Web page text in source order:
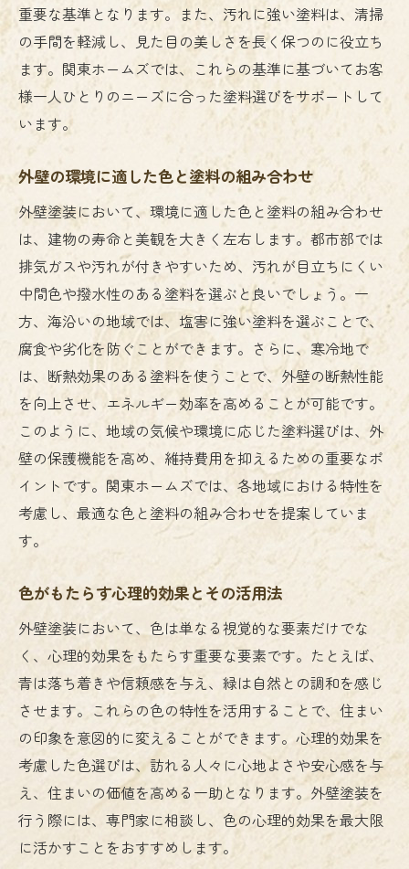
失敗しないために知っておくべき塗料の基
礎知識
最適な塗料選びに必要な情報収集術
塗料の品質を見極めるためのチェック項目
耐候性や耐久性を考慮した塗料選択のポイ
塗料選びの失敗例とその回避策
選択に後悔しないための塗料選びのガイド
ライン
建物を守る外壁塗装の役割とは？耐久性を高め
る塗料の選び方
外壁塗装が建物に与える保護効果について
耐久性を高めるために重要な塗料の成分
環境に応じた塗料の選び方とその影響
外壁を長期間守るための塗料の特性
耐久性の高い塗料を選ぶための基準
塗料の選び方で変わる建物の寿命と価値
外壁塗装で住まいの印象を一新！成功事例から
外壁塗装の成功事例に学ぶデザインのアイ
デア
住まいの印象を高めるための色選びのヒン
ト
外壁塗装で新たな価値を創造する方法
成功事例から得られる施工のポイント
プロが実践する外壁塗装の効果的なアプロ
ーチ
住まいの印象を劇的に変える塗装テクニッ
ク
重要な基準となります。また、汚れに強い塗料は、清掃
の手間を軽減し、見た目の美しさを長く保つのに役立ち
ます。関東ホームズでは、これらの基準に基づいてお客
様一人ひとりのニーズに合った塗料選びをサポートして
います。
外壁の環境に適した色と塗料の組み合わせ
外壁塗装において、環境に適した色と塗料の組み合わせ
は、建物の寿命と美観を大きく左右します。都市部では
排気ガスや汚れが付きやすいため、汚れが目立ちにくい
中間色や撥水性のある塗料を選ぶと良いでしょう。一
方、海沿いの地域では、塩害に強い塗料を選ぶことで、
腐食や劣化を防ぐことができます。さらに、寒冷地で
は、断熱効果のある塗料を使うことで、外壁の断熱性能
を向上させ、エネルギー効率を高めることが可能です。
このように、地域の気候や環境に応じた塗料選びは、外
壁の保護機能を高め、維持費用を抑えるための重要なポ
イントです。関東ホームズでは、各地域における特性を
考慮し、最適な色と塗料の組み合わせを提案していま
す。
色がもたらす心理的効果とその活用法
外壁塗装において、色は単なる視覚的な要素だけでな
く、心理的効果をもたらす重要な要素です。たとえば、
青は落ち着きや信頼感を与え、緑は自然との調和を感じ
させます。これらの色の特性を活用することで、住まい
の印象を意図的に変えることができます。心理的効果を
考慮した色選びは、訪れる人々に心地よさや安心感を与
え、住まいの価値を高める一助となります。外壁塗装を
行う際には、専門家に相談し、色の心理的効果を最大限
に活かすことをおすすめします。